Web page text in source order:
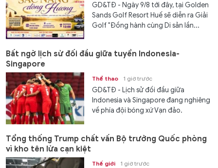
GD&TĐ - Ngày 9/8 tới đây, tại Golden
Sands Golf Resort Huế sẽ diễn ra Giải
Golf "Đồng hành cùng Di sản lần...
Bất ngờ lịch sử đối đầu giữa tuyển Indonesia-
Singapore
Thể thao 1 giờ trước
GD&TĐ - Lịch sử đối đầu giữa
Indonesia và Singapore đang nghiêng
về phía đội bóng xứ Vạn đảo.
Tổng thống Trump chất vấn Bộ trưởng Quốc phòng
vì kho tên lửa cạn kiệt
Thế giới 1 giờ trước